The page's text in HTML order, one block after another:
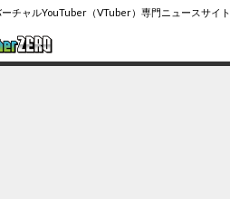
チャルYouTuber（VTuber）専門ニュースサイト